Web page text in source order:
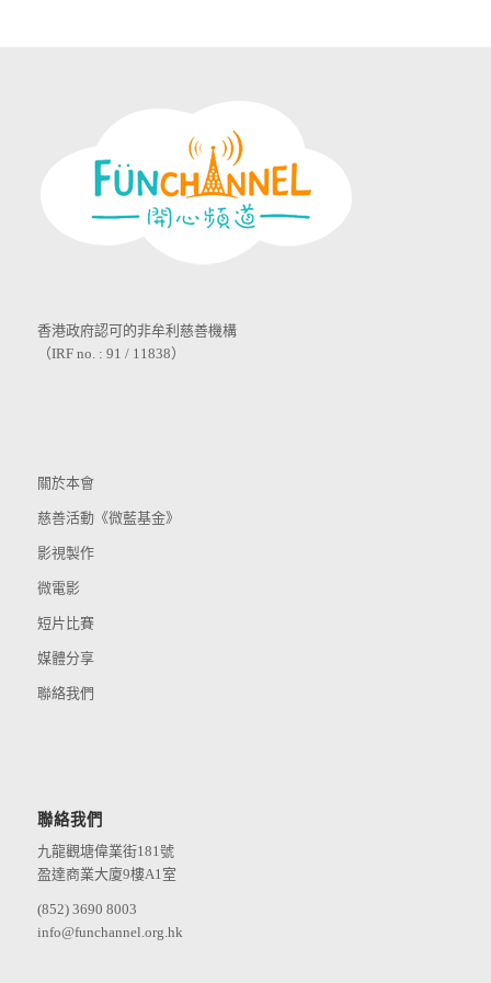
香港政府認可的非牟利慈善機構
（IRF no. : 91 / 11838）
關於本會
慈善活動《微藍基金》
影視製作
微電影
短片比賽
媒體分享
聯絡我們
聯絡我們
九龍觀塘偉業街181號
盈達商業大廈9樓A1室
(852) 3690 8003
info@funchannel.org.hk